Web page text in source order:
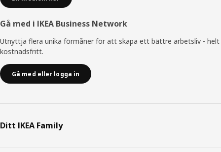
Gå med i IKEA Business Network
Utnyttja flera unika förmåner för att skapa ett bättre arbetsliv - helt
kostnadsfritt.
Gå med eller logga in
Ditt IKEA Family